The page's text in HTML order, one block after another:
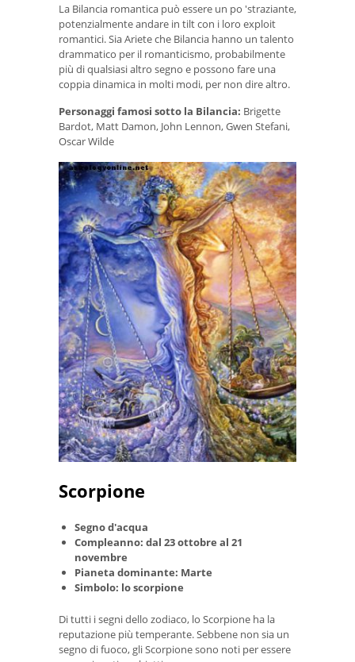
La Bilancia romantica può essere un po 'straziante,
potenzialmente andare in tilt con i loro exploit
romantici. Sia Ariete che Bilancia hanno un talento
drammatico per il romanticismo, probabilmente
più di qualsiasi altro segno e possono fare una
coppia dinamica in molti modi, per non dire altro.
Personaggi famosi sotto la Bilancia: Brigette
Bardot, Matt Damon, John Lennon, Gwen Stefani,
Oscar Wilde
Scorpione
Segno d'acqua
Compleanno: dal 23 ottobre al 21
novembre
Pianeta dominante: Marte
Simbolo: lo scorpione
Di tutti i segni dello zodiaco, lo Scorpione ha la
reputazione più temperante. Sebbene non sia un
segno di fuoco, gli Scorpione sono noti per essere